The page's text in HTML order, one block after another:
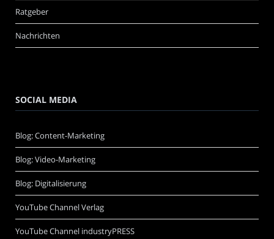
Ratgeber
Nachrichten
SOCIAL MEDIA
Blog: Content-Marketing
Blog: Video-Marketing
Blog: Digitalisierung
YouTube Channel Verlag
YouTube Channel industryPRESS